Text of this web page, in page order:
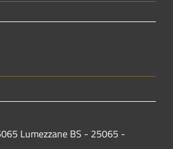
Lumezzane BS - 25065 -